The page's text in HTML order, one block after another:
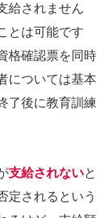
給されません
とは可能です
格確認票を同時
については基本
了後に教育訓練
支給されないと
定されるという